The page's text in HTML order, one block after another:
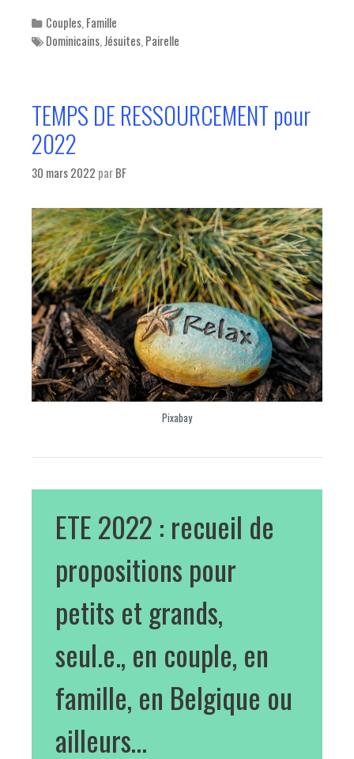
Categories
Couples,Famille
Tags
Dominicains,Jésuites,Pairelle
TEMPS DE RESSOURCEMENT pour
2022
30 mars 2022 parBF
Pixabay
ETE 2022 : recueil de
propositions pour
petits et grands,
seul.e., en couple, en
famille, en Belgique ou
ailleurs…